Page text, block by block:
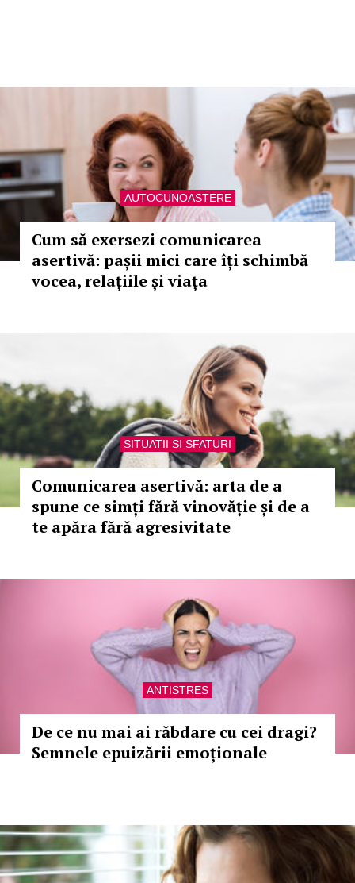
AUTOCUNOASTERE
Cum să exersezi comunicarea
asertivă: pașii mici care îți schimbă
vocea, relațiile și viața
SITUATII SI SFATURI
Comunicarea asertivă: arta de a
spune ce simți fără vinovăție și de a
te apăra fără agresivitate
ANTISTRES
De ce nu mai ai răbdare cu cei dragi?
Semnele epuizării emoționale